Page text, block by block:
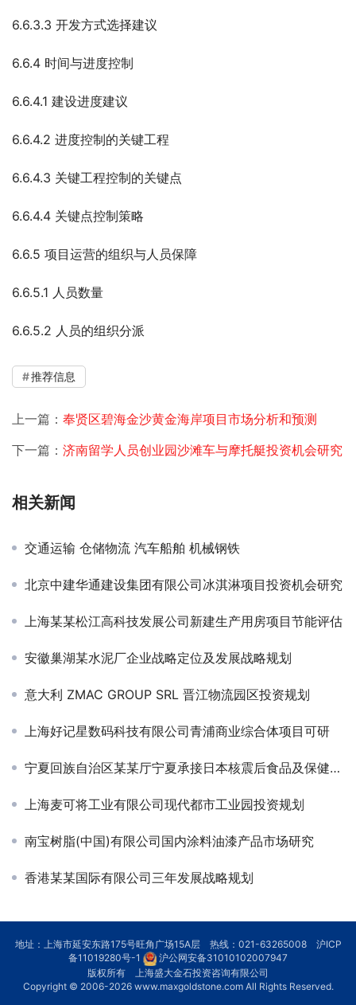
6.6.3.3 开发方式选择建议
6.6.4 时间与进度控制
6.6.4.1 建设进度建议
6.6.4.2 进度控制的关键工程
6.6.4.3 关键工程控制的关键点
6.6.4.4 关键点控制策略
6.6.5 项目运营的组织与人员保障
6.6.5.1 人员数量
6.6.5.2 人员的组织分派
推荐信息
上一篇： 奉贤区碧海金沙黄金海岸项目市场分析和预测
下一篇： 济南留学人员创业园沙滩车与摩托艇投资机会研究
相关新闻
交通运输 仓储物流 汽车船舶 机械钢铁
北京中建华通建设集团有限公司冰淇淋项目投资机会研究
上海某某松江高科技发展公司新建生产用房项目节能评估
安徽巢湖某水泥厂企业战略定位及发展战略规划
意大利 ZMAC GROUP SRL 晋江物流园区投资规划
上海好记星数码科技有限公司青浦商业综合体项目可研
宁夏回族自治区某某厅宁夏承接日本核震后食品及保健品产业转移可行性研究
上海麦可将工业有限公司现代都市工业园投资规划
南宝树脂(中国)有限公司国内涂料油漆产品市场研究
香港某某国际有限公司三年发展战略规划
地址：上海市延安东路175号旺角广场15A层 热线：021-63265008 沪ICP
备11019280号-1
沪公网安备31010102007947
版权所有 上海盛大金石投资咨询有限公司
Copyright © 2006-2026 www.maxgoldstone.comAll Rights Reserved.